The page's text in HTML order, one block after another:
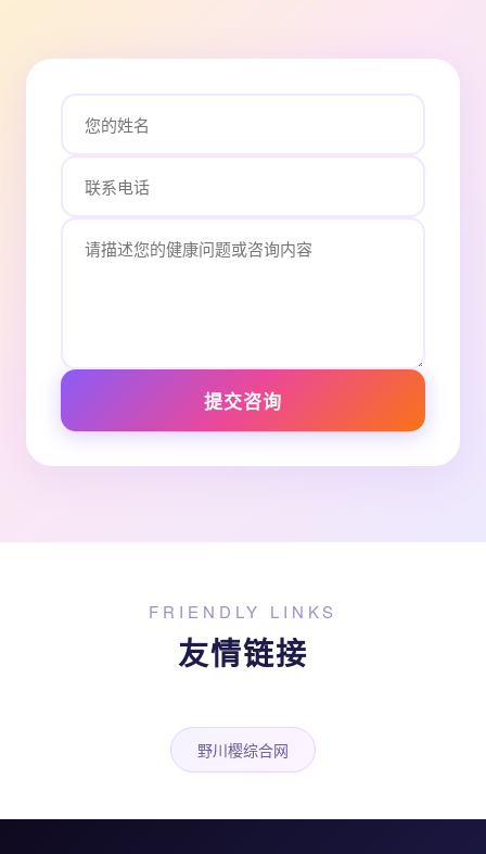
提交咨询
FRIENDLY LINKS
友情链接
野川樱综合网